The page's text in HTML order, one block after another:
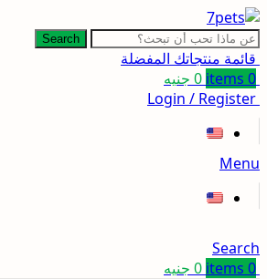
Search
قائمة منتجاتك المفضلة
0
items
0 جنيه
Login / Register
Menu
Search
0
items
0 جنيه